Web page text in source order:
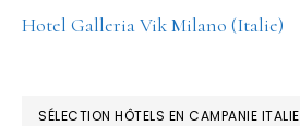
Hotel Galleria Vik Milano (Italie)
SÉLECTION HÔTELS EN CAMPANIE ITALIE